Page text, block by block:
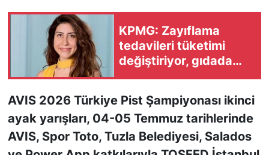
KPMG: Zayıflama
tedavileri tüketimi
değiştiriyor, gıdada
AVIS 2026 Türkiye Pist Şampiyonası ikinci
ayak yarışları, 04-05 Temmuz tarihlerinde
AVIS, Spor Toto, Tuzla Belediyesi, Salados
KONGRE HABERLERİ
KONGRE TAKVİMİ
BİYOGRAFİLER